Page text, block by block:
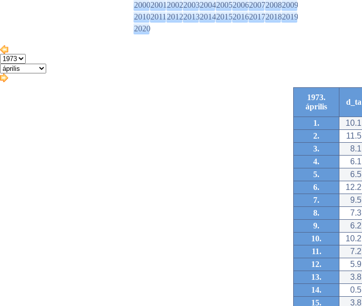
2000200120022003200420052006200720082009
2010201120122013201420152016201720182019
2020
1973.
április
d_ta
1. 10.1
2.
11.5
3.
8.1
4.
6.1
5.
6.5
6.
12.2
7.
9.5
8.
7.3
9.
6.2
10.
10.2
11.
7.2
12.
5.9
13.
3.8
14.
0.5
15.
3.8